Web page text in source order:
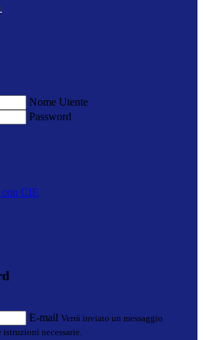
Nome Utente
Password
con CIE
E-mail Verrà inviato un messaggio
necessarie.